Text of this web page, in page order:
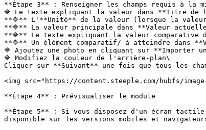
**Étape 3** : Renseigner les champs requis à la
🔷 Le texte expliquant la valeur dans **Titre de
**🔷** L'**Unité** de la valeur (lorsque la valeur
**🔷** La valeur principale dans **Valeur
**🔷** Le texte expliquant la valeur
**🔷** Un élément comparatif/ à atteindre dans
🔷 Ajoutez une photo en cliquant sur **Importer
🔷 Modifiez la couleur de l'arrière-plan\
Cliquer sur **Suivant** une fois que tous les
<img src="https://content.steeple.com/hubfs/
**Étape 4** : Prévisualiser le module
**Étape 5** : Si vous disposez d'un écran
disponible sur les versions mobiles et